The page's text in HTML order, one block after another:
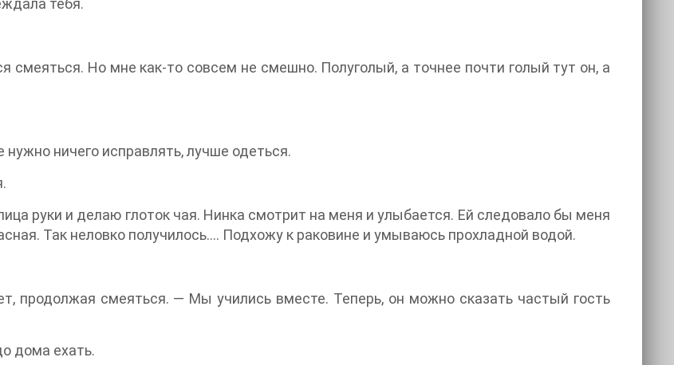
смеяться. Но мне как-то совсем не смешно. Полуголый, а точнее почти голый тут он, а
ничего исправлять, лучше одеться.
руки и делаю глоток чая. Нинка смотрит на меня и улыбается. Ей следовало бы меня
Так неловко получилось…. Подхожу к раковине и умываюсь прохладной водой.
продолжая смеяться. — Мы учились вместе. Теперь, он можно сказать частый гость
дома ехать.